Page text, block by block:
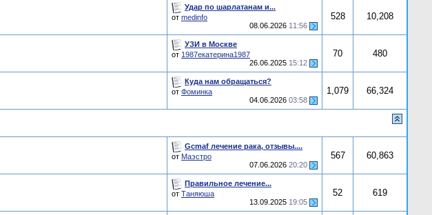
Удар по шарлатанам и...
от medinfo
08.06.2026 11:56
528 10,208
УЗИ в Москве
от 1987екатерина1987
26.06.2025 15:12
70 480
Куда нам обращаться?
от Фоминка
04.06.2026 03:58
1,079 66,324
Gcmaf лечение рака, отзывы....
от Маэстро
07.06.2026 20:20
567 60,863
Правильное лечение...
от Таняюша
13.09.2025 19:05
52 619